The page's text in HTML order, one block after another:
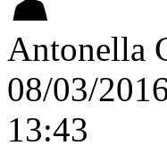
Antonella
08/03/
13:43